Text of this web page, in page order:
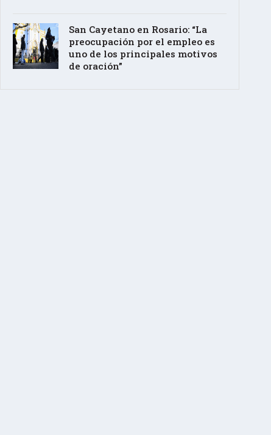
San Cayetano en Rosario: “La
preocupación por el empleo es
uno de los principales motivos
de oración”